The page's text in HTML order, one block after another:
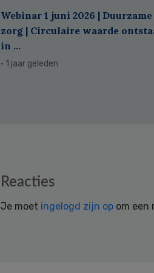
Webinar 1 juni 2026 | Duurzame
zorg | Circulaire waarde
in ...
· 1 jaar geleden
Reacties
Je moet ingelogd zijn op om een